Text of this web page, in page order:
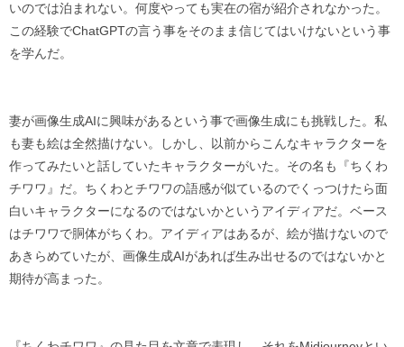
いのでは泊まれない。何度やっても実在の宿が紹介されなかった。
この経験でChatGPTの言う事をそのまま信じてはいけないという事
を学んだ。
妻が画像生成AIに興味があるという事で画像生成にも挑戦した。私
も妻も絵は全然描けない。しかし、以前からこんなキャラクターを
作ってみたいと話していたキャラクターがいた。その名も『ちくわ
チワワ』だ。ちくわとチワワの語感が似ているのでくっつけたら面
白いキャラクターになるのではないかというアイディアだ。ベース
はチワワで胴体がちくわ。アイディアはあるが、絵が描けないので
あきらめていたが、画像生成AIがあれば生み出せるのではないかと
期待が高まった。